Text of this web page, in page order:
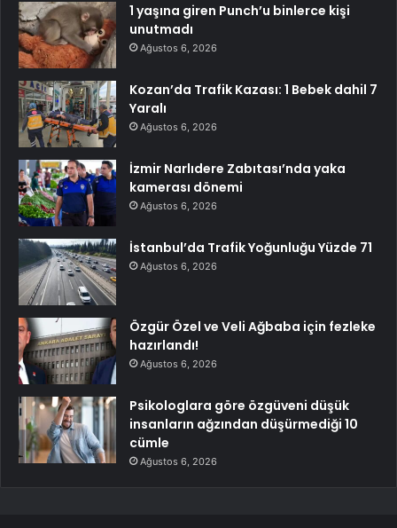
1 yaşına giren Punch’u binlerce kişi
unutmadı
Ağustos 6, 2026
Kozan’da Trafik Kazası: 1 Bebek dahil 7
Yaralı
Ağustos 6, 2026
İzmir Narlıdere Zabıtası’nda yaka
kamerası dönemi
Ağustos 6, 2026
İstanbul’da Trafik Yoğunluğu Yüzde 71
Ağustos 6, 2026
Özgür Özel ve Veli Ağbaba için fezleke
hazırlandı!
Ağustos 6, 2026
Psikologlara göre özgüveni düşük
insanların ağzından düşürmediği 10
cümle
Ağustos 6, 2026